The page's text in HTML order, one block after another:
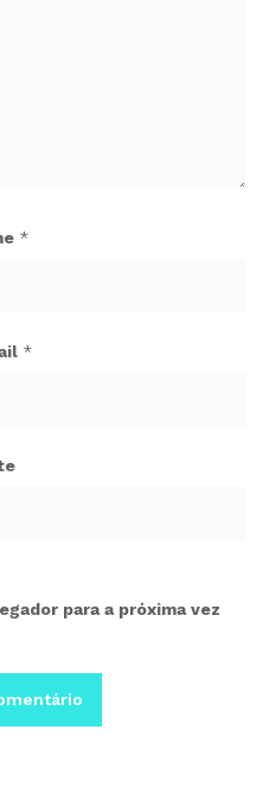
*
*
para a próxima vez